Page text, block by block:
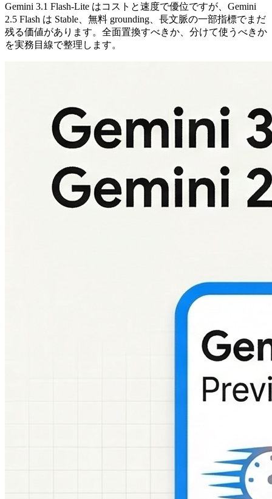
Gemini 3.1 Flash-Lite はコストと速度で優位ですが、Gemini
2.5 Flash は Stable、無料 grounding、長文脈の一部指標でまだ
残る価値があります。全面置換すべきか、分けて使うべきか
を実務目線で整理します。